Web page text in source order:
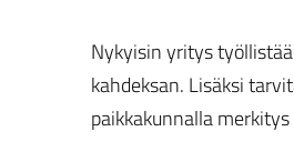
Nykyisin yritys
kahdeksan. Lisäksi
paikkakunnalla